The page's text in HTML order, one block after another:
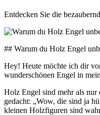
Entdecken Sie die
## Warum du Holz ⁣Engel
Hey! Heute ‌möchte ich dir‍
wunderschönen Engel in
Holz Engel sind mehr als nur
gedacht: „Wow, die sind ja
kleinen Holzfiguren sind